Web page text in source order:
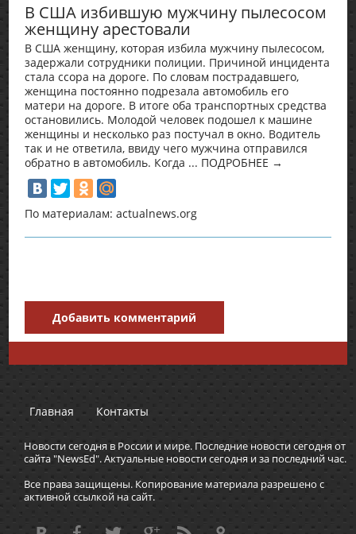
В США избившую мужчину пылесосом
женщину арестовали
В США женщину, которая избила мужчину пылесосом,
задержали сотрудники полиции. Причиной инцидента
стала ссора на дороге. По словам пострадавшего,
женщина постоянно подрезала автомобиль его
матери на дороге. В итоге оба транспортных средства
остановились. Молодой человек подошел к машине
женщины и несколько раз постучал в окно. Водитель
так и не ответила, ввиду чего мужчина отправился
обратно в автомобиль. Когда ... ПОДРОБНЕЕ →
По материалам: actualnews.org
Добавить комментарий
Главная Контакты
Новости сегодня в России и мире. Последние новости сегодня от
сайта "NewsEd". Актуальные новости сегодня и за последний час.
Все права защищены. Копирование материала разрешено с
активной ссылкой на сайт.